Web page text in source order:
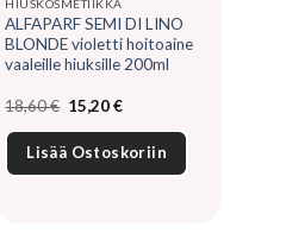
HIUSKOSMETIIKKA
ALFAPARF SEMI DI LINO
BLONDE violetti hoitoaine
vaaleille hiuksille 200ml
18,60€ Alkuperäinen
hinta
oli:
18,60 €.
15,20€Nykyinen
on:
15,20 €.
Lisää Ostoskoriin